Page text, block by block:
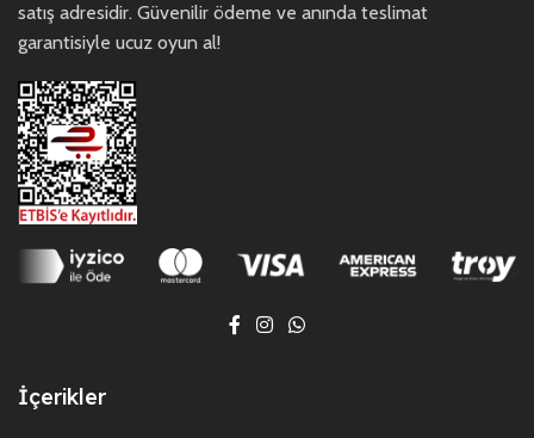
satış adresidir. Güvenilir ödeme ve anında teslimat
garantisiyle ucuz oyun al!
İçerikler